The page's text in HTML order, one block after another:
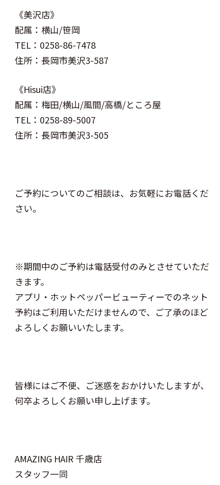
《美沢店》
配属：横山/笹岡
TEL：0258-86-7478
住所：長岡市美沢3-587
《Hisui店》
配属：梅田/横山/風間/高橋/ところ屋
TEL：0258-89-5007
住所：長岡市美沢3-505
ご予約についてのご相談は、お気軽にお電話くだ
さい。
※期間中のご予約は電話受付のみとさせていただ
きます。
アプリ・ホットペッパービューティーでのネット
予約はご利用いただけませんので、ご了承のほど
よろしくお願いいたします。
皆様にはご不便、ご迷惑をおかけいたしますが、
何卒よろしくお願い申し上げます。
AMAZING HAIR 千歳店
スタッフ一同